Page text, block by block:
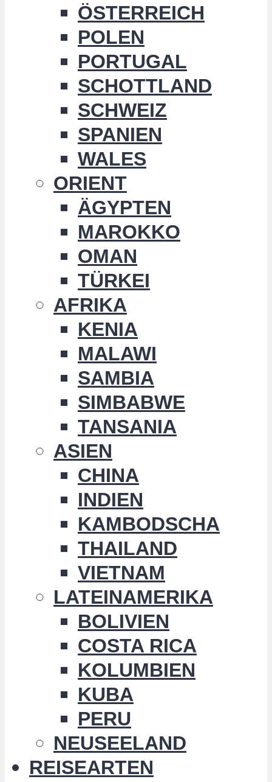
ÖSTERREICH
POLEN
PORTUGAL
SCHOTTLAND
SCHWEIZ
SPANIEN
WALES
ORIENT
ÄGYPTEN
MAROKKO
OMAN
TÜRKEI
AFRIKA
KENIA
MALAWI
SAMBIA
SIMBABWE
TANSANIA
ASIEN
CHINA
INDIEN
KAMBODSCHA
THAILAND
VIETNAM
LATEINAMERIKA
BOLIVIEN
COSTA RICA
KOLUMBIEN
KUBA
PERU
NEUSEELAND
REISEARTEN